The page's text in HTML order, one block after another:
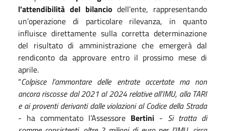
l’attendibilità del bilancio dell’ente, rappresentando
un’operazione di particolare rilevanza, in quanto
influisce direttamente sulla corretta determinazione
del risultato di amministrazione che emergerà dal
rendiconto da approvare entro il prossimo mese di
aprile.
“Colpisce l’ammontare delle entrate accertate ma non
ancora riscosse dal 2021 al 2024 relative all’IMU, alla TARI
e ai proventi derivanti dalle violazioni al Codice della Strada
- ha commentato l’Assessore Bertini - Si tratta di